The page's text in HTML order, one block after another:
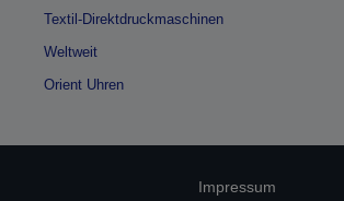
Textil-Direktdruckmaschinen
Weltweit
Orient Uhren
Impressum